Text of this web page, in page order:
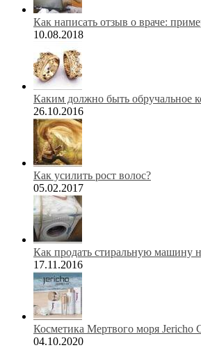
Как написать отзыв о враче:
10.08.2018
Каким должно быть обручальное
26.10.2016
Как усилить рост волос?
05.02.2017
Как продать стиральную машину
17.11.2016
Косметика Мертвого моря Jericho
04.10.2020